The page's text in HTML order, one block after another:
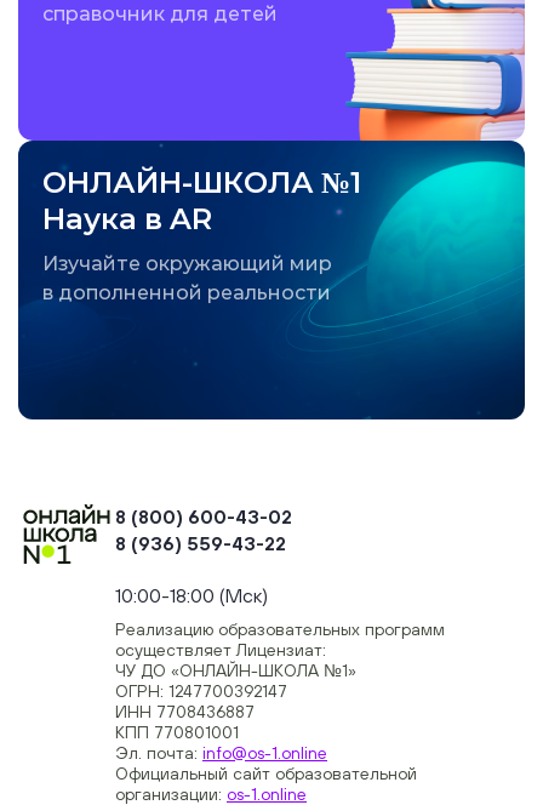
справочник для детей
ОНЛАЙН-ШКОЛА №1
Наука в AR
Изучайте окружающий мир
в дополненной реальности
8 (800) 600-43-02
8 (936) 559-43-22
10:00-18:00 (Мск)
Реализацию образовательных программ
осуществляет Лицензиат:
ЧУ ДО «ОНЛАЙН-ШКОЛА №1»
ОГРН: 1247700392147
ИНН 7708436887
КПП 770801001
Эл. почта: info@os-1.online
Официальный сайт образовательной
организации: os-1.online